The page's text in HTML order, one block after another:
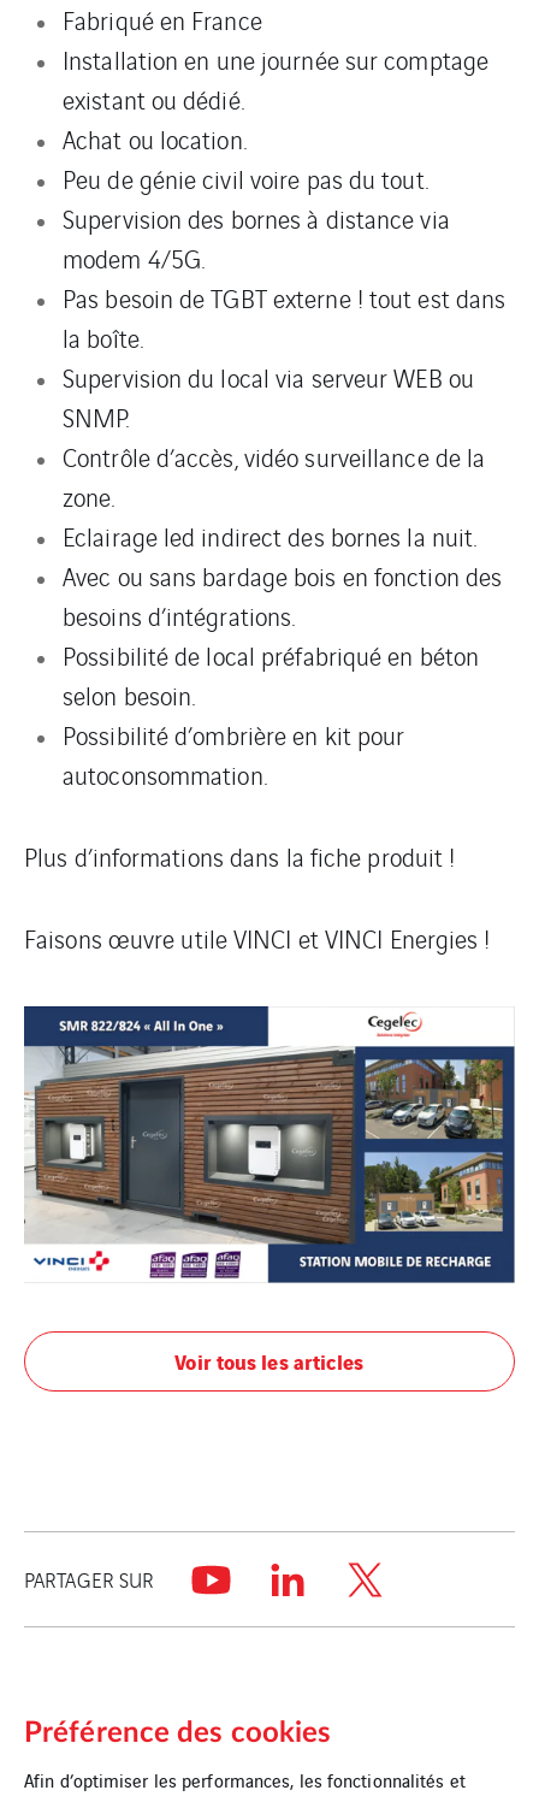
Fabriqué en France
Installation en une journée sur comptage
existant ou dédié.
Achat ou location.
Peu de génie civil voire pas du tout.
Supervision des bornes à distance via
modem 4/5G.
Pas besoin de TGBT externe ! tout est dans
la boîte.
Supervision du local via serveur WEB ou
SNMP.
Contrôle d’accès, vidéo surveillance de la
zone.
Eclairage led indirect des bornes la nuit.
Avec ou sans bardage bois en fonction des
besoins d’intégrations.
Possibilité de local préfabriqué en béton
selon besoin.
Possibilité d’ombrière en kit pour
autoconsommation.
Plus d’informations dans la fiche produit !
Faisons œuvre utile VINCI et VINCI Energies !
Voir tous les articles
PARTAGER SUR
Préférence des cookies
Afin d’optimiser les performances, les fonctionnalités et